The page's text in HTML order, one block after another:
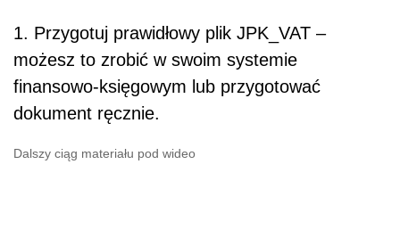
1. Przygotuj prawidłowy plik JPK_VAT –
możesz to zrobić w swoim systemie
finansowo-księgowym lub przygotować
dokument ręcznie.
Dalszy ciąg materiału pod wideo